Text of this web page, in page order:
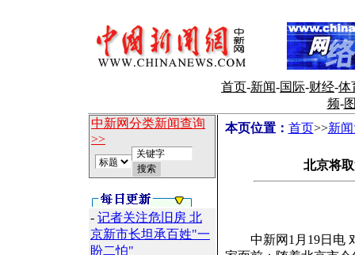
首页-新闻-国际-财经-体
频-
中新网分类新闻查询
>>
- 记者关注危旧房 北
京新市长坦承百姓"一
盼二怕"
本页位置： 首页>>新
北京将
中新网1月19日电 对